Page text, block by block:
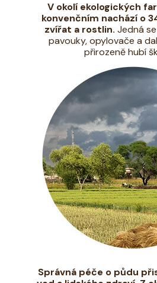
V okolí ekologických
konvenčním nachází o
zvířat a rostlin. Jedná
pavouky, opylovače a
přirozeně hubí
Správná péče o půdu